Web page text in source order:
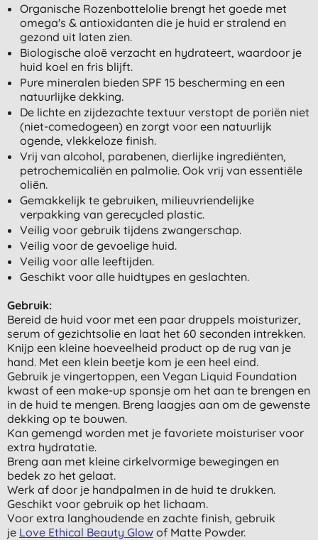
Organische Rozenbottelolie brengt het goede met
omega's & antioxidanten die je huid er stralend en
gezond uit laten zien.
Biologische aloë verzacht en hydrateert, waardoor je
huid koel en fris blijft.
Pure mineralen bieden SPF 15 bescherming en een
natuurlijke dekking.
De lichte en zijdezachte textuur verstopt de poriën niet
(niet-comedogeen) en zorgt voor een natuurlijk
ogende, vlekkeloze finish.
Vrij van alcohol, parabenen, dierlijke ingrediënten,
petrochemicaliën en palmolie. Ook vrij van essentiële
oliën.
Gemakkelijk te gebruiken, milieuvriendelijke
verpakking van gerecycled plastic.
Veilig voor gebruik tijdens zwangerschap.
Veilig voor de gevoelige huid.
Veilig voor alle leeftijden.
Geschikt voor alle huidtypes en geslachten.
Gebruik:
Bereid de huid voor met een paar druppels moisturizer,
serum of gezichtsolie en laat het 60 seconden intrekken.
Knijp een kleine hoeveelheid product op de rug van je
hand. Met een klein beetje kom je een heel eind.
Gebruik je vingertoppen, een Vegan Liquid Foundation
kwast of een make-up sponsje om het aan te brengen en
in de huid te mengen. Breng laagjes aan om de gewenste
dekking op te bouwen.
Kan gemengd worden met je favoriete moisturiser voor
extra hydratatie.
Breng aan met kleine cirkelvormige bewegingen en
bedek zo het gelaat.
Werk af door je handpalmen in de huid te drukken.
Geschikt voor gebruik op het lichaam.
Voor extra langhoudende en zachte finish, gebruik
je Love Ethical Beauty Glow of Matte Powder.